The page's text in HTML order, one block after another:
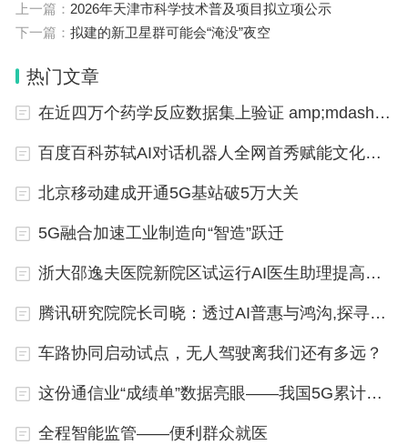
时就可以完成受灾测算。
不仅是地震防灾，灵晟能够在2小时内算出全球
发，十万亿级的分子筛选也能一天搞定。
上一篇： 2026年天津市科学技术普及项目拟立项公示
下一篇： 拟建的新卫星群可能会“淹没”夜空
热门文章
在近四万个药学反应数据集上验证 amp;mdash; amp;mdash;机器学习加速新药研发进程
百度百科苏轼AI对话机器人全网首秀赋能文化传承
北京移动建成开通5G基站破5万大关
5G融合加速工业制造向“智造”跃迁
浙大邵逸夫医院新院区试运行AI医生助理提高就诊效率
腾讯研究院院长司晓：透过AI普惠与鸿沟,探寻社会增益
车路协同启动试点，无人驾驶离我们还有多远？
这份通信业“成绩单”数据亮眼——我国5G累计投资超过7300亿元
全程智能监管——便利群众就医